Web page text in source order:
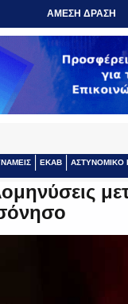
ΑΜΕΣΗ ΔΡΑΣΗ
ΕΚΑΒ ΑΣΤΥΝΟΜΙΚΟ